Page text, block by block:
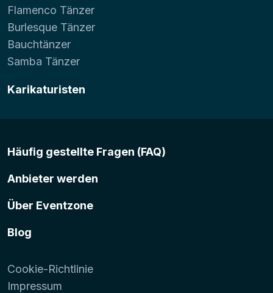
Flamenco Tänzer
Burlesque Tänzer
Bauchtänzer
Samba Tänzer
Karikaturisten
Häufig gestellte Fragen (FAQ)
Anbieter werden
Über Eventzone
Blog
Cookie-Richtlinie
Impressum